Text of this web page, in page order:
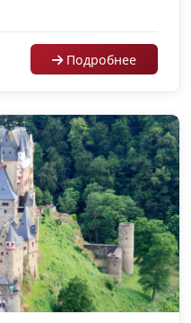
Подробнее